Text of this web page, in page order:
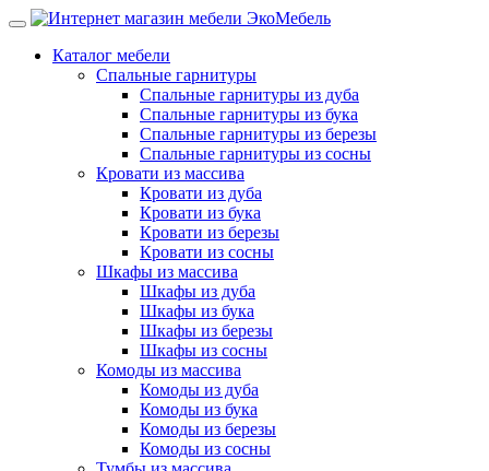
Каталог мебели
Спальные гарнитуры
Спальные гарнитуры из дуба
Спальные гарнитуры из бука
Спальные гарнитуры из березы
Спальные гарнитуры из сосны
Кровати из массива
Кровати из дуба
Кровати из бука
Кровати из березы
Кровати из сосны
Шкафы из массива
Шкафы из дуба
Шкафы из бука
Шкафы из березы
Шкафы из сосны
Комоды из массива
Комоды из дуба
Комоды из бука
Комоды из березы
Комоды из сосны